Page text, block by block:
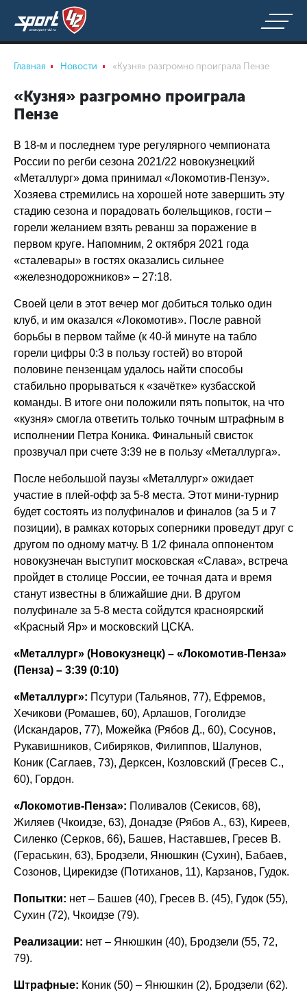
Главная Новости «Кузня» разгромно проиграла Пензе
«Кузня» разгромно проиграла
Пензе
В 18-м и последнем туре регулярного чемпионата
России по регби сезона 2021/22 новокузнецкий
«Металлург» дома принимал «Локомотив-Пензу».
Хозяева стремились на хорошей ноте завершить эту
стадию сезона и порадовать болельщиков, гости –
горели желанием взять реванш за поражение в
первом круге. Напомним, 2 октября 2021 года
«сталевары» в гостях оказались сильнее
«железнодорожников» – 27:18.
Своей цели в этот вечер мог добиться только один
клуб, и им оказался «Локомотив». После равной
борьбы в первом тайме (к 40-й минуте на табло
горели цифры 0:3 в пользу гостей) во второй
половине пензенцам удалось найти способы
стабильно прорываться к «зачётке» кузбасской
команды. В итоге они положили пять попыток, на что
«кузня» смогла ответить только точным штрафным в
исполнении Петра Коника. Финальный свисток
прозвучал при счете 3:39 не в пользу «Металлурга».
После небольшой паузы «Металлург» ожидает
участие в плей-офф за 5-8 места. Этот мини-турнир
будет состоять из полуфиналов и финалов (за 5 и 7
позиции), в рамках которых соперники проведут друг с
другом по одному матчу. В 1/2 финала оппонентом
новокузнечан выступит московская «Слава», встреча
пройдет в столице России, ее точная дата и время
станут известны в ближайшие дни. В другом
полуфинале за 5-8 места сойдутся красноярский
«Красный Яр» и московский ЦСКА.
«Металлург» (Новокузнецк) – «Локомотив-Пенза»
(Пенза) – 3:39 (0:10)
«Металлург»: Псутури (Тальянов, 77), Ефремов,
Хечикови (Ромашев, 60), Арлашов, Гоголидзе
(Искандаров, 77), Можейка (Рябов Д., 60), Сосунов,
Рукавишников, Сибиряков, Филиппов, Шалунов,
Коник (Саглаев, 73), Дерксен, Козловский (Гресев С.,
60), Гордон.
«Локомотив-Пенза»: Поливалов (Секисов, 68),
Жиляев (Чкоидзе, 63), Донадзе (Рябов А., 63), Киреев,
Силенко (Серков, 66), Башев, Наставшев, Гресев В.
(Гераськин, 63), Бродзели, Янюшкин (Сухин), Бабаев,
Созонов, Цирекидзе (Потиханов, 11), Карзанов, Гудок.
Попытки: нет – Башев (40), Гресев В. (45), Гудок (55),
Сухин (72), Чкоидзе (79).
Реализации: нет – Янюшкин (40), Бродзели (55, 72,
79).
Штрафные: Коник (50) – Янюшкин (2), Бродзели (62).